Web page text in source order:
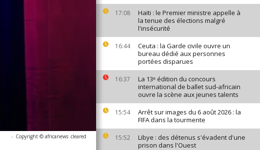
17:08
Haïti : le Premier ministre appelle à
la tenue des élections malgré
l'insécurité
16:44
Ceuta : la Garde civile ouvre un
bureau dédié aux personnes
portées disparues
16:37
La 13ᵉ édition du concours
international de ballet sud-africain
ouvre la scène aux jeunes talents
15:54
Arrêt sur images du 6 août 2026 : la
FIFA dans la tourmente
15:52
Libye : des détenus s'évadent d'une
prison dans l'Ouest
- Copyright © africanews cleared